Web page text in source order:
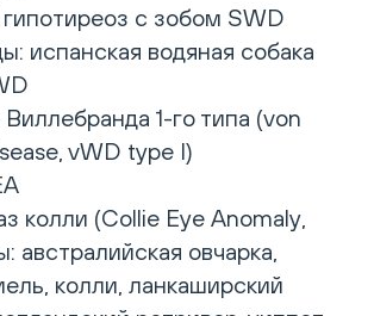
с зобом SWD
испанская водяная собака
1-го типа (von
vWD type I)
колли (Сollie Eye Anomaly,
австралийская овчарка,
колли, ланкаширский